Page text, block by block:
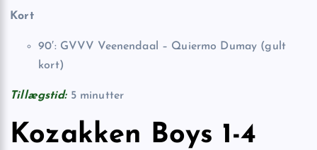
Kort
90′: GVVV Veenendaal – Quiermo Dumay (gult
kort)
Tillægstid:5 minutter
Kozakken Boys 1-4